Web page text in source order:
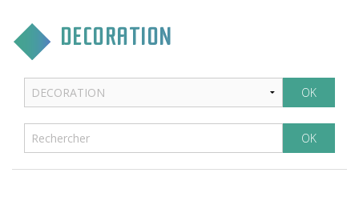
VIE ASSOCIATIVE
ENVIRONNEMENT & QUALITÉ
DECORATION